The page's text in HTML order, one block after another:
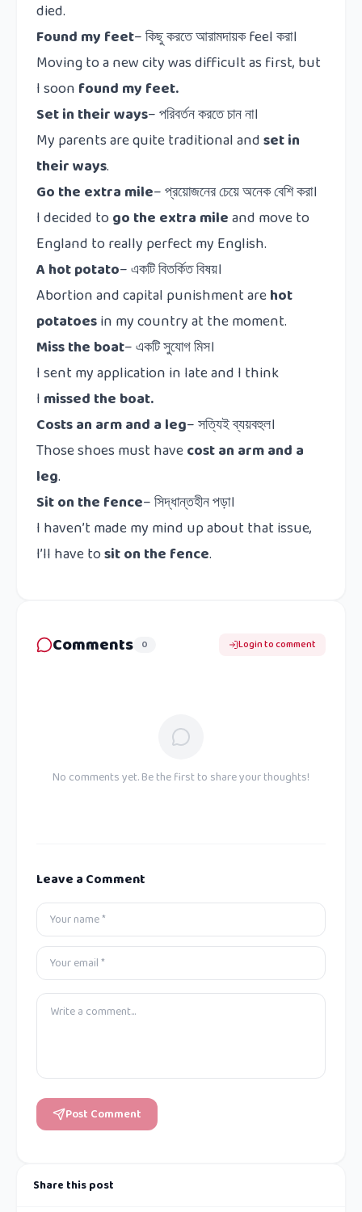
died.
Found my feet–কিছুকরতেআরামদায়কfeelকরা।
Moving to a new city was difficult as first, but
I soon found my feet.
Set in their ways–পরিবর্তনকরতেচাননা।
My parents are quite traditional andset in
their ways.
Go the extra mile–প্রয়োজনের চেয়ে অনেক বেশি করা।
I decided to go the extra mileand move to
England to really perfect my English.
A hot potato–একটি বিতর্কিত বিষয়।
Abortion and capital punishment arehot
potatoesin my country at the moment.
Miss the boat–একটিসুযোগমিস।
I sent my application in late and I think
I missed the boat.
Costs an arm and a leg–সত্যিইব্যয়বহুল।
Those shoes must havecost an arm and a
leg.
Sit on the fence–সিদ্ধান্তহীনপড়া।
I haven’t made my mind up about that issue,
I’ll have tosit on the fence.
Comments 0 Login to comment
No comments yet. Be the first to share your thoughts!
Leave a Comment
Post Comment
Share this post